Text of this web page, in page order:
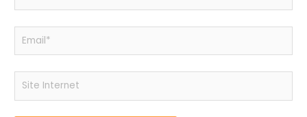
Email*
Site